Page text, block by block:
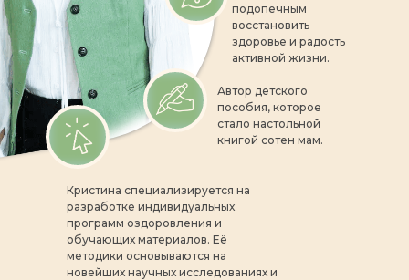
подопечным
восстановить
здоровье и радость
активной жизни.
Автор детского
пособия, которое
стало настольной
книгой сотен мам.
Кристина специализируется на
разработке индивидуальных
программ оздоровления и
обучающих материалов. Её
методики основываются на
новейших научных исследованиях и